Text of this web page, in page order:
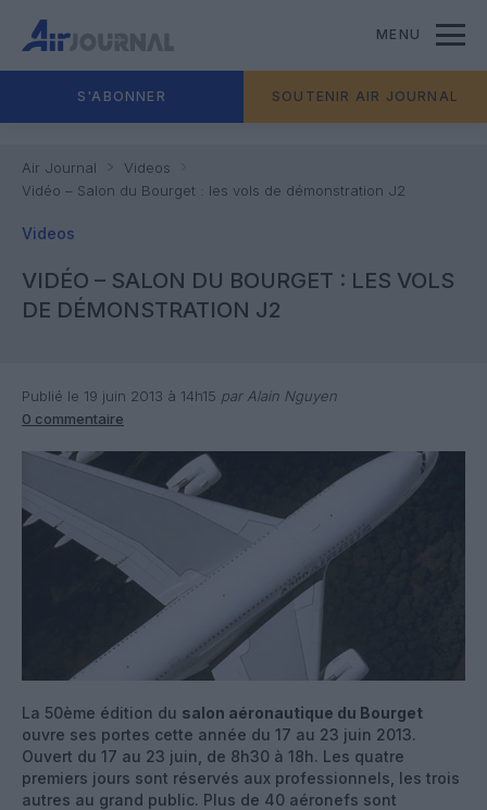
MENU
S'ABONNER SOUTENIR AIR JOURNAL
Air Journal
Videos
Vidéo – Salon du Bourget : les vols de démonstration J2
Videos
VIDÉO – SALON DU BOURGET : LES VOLS
DE DÉMONSTRATION J2
Publié le 19 juin 2013 à 14h15 par Alain Nguyen
0 commentaire
La 50ème édition du salon aéronautique du Bourget
ouvre ses portes cette année du 17 au 23 juin 2013.
Ouvert du 17 au 23 juin, de 8h30 à 18h. Les quatre
premiers jours sont réservés aux professionnels, les trois
autres au grand public. Plus de 40 aéronefs sont